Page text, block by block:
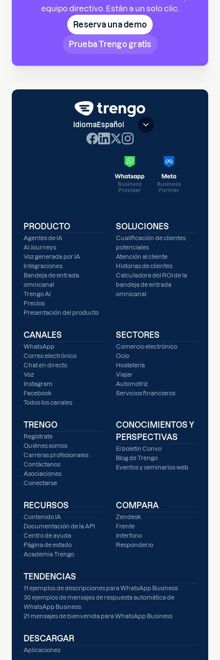
equipo directivo. Están a un solo clic.
Reserva una demo
Prueba Trengo gratis
IdiomaEspañol
PRODUCTO
Agentes de IA
AI Journeys
Voz generada por IA
Integraciones
Bandeja de entrada
omnicanal
Trengo AI
Precios
Presentación del producto
SOLUCIONES
Cualificación de clientes
potenciales
Atención al cliente
Historias de clientes
Calculadora del ROI de la
bandeja de entrada
omnicanal
CANALES
WhatsApp
Correo electrónico
Chat en directo
Voz
Instagram
Facebook
Todos los canales
SECTORES
Comercio electrónico
Ocio
Hostelería
Viajar
Automotriz
Servicios financieros
TRENGO
Regístrate
Quiénes somos
Carreras profesionales
Contáctanos
Asociaciones
Conectarse
CONOCIMIENTOS Y
PERSPECTIVAS
El boletín Convo
Blog de Trengo
Eventos y seminarios web
RECURSOS
Contenido IA
Documentación de la API
Centro de ayuda
Página de estado
Academia Trengo
COMPARA
Zendesk
Frente
Interfono
Responder.io
TENDENCIAS
11 ejemplos de descripciones para WhatsApp Business
30 ejemplos de mensajes de respuesta automática de
WhatsApp Business
21 mensajes de bienvenida para WhatsApp Business
DESCARGAR
Aplicaciones